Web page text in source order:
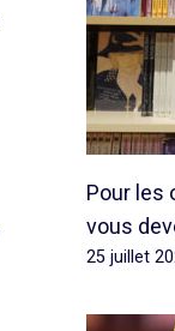
Pour les
vous
25 juillet